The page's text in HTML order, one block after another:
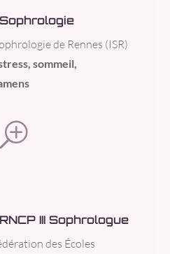
de Rennes (ISR)
sommeil,
T
III Sophrologue
des Écoles